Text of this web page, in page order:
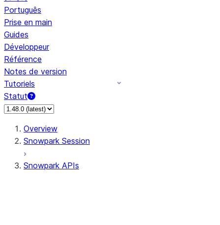
Português
Prise en main
Guides
Développeur
Référence
Notes de version
Tutoriels
Statut
Overview
Snowpark Session
Snowpark APIs